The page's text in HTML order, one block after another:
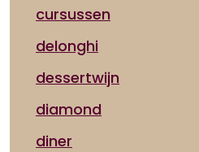
cursussen
delonghi
dessertwijn
diamond
diner